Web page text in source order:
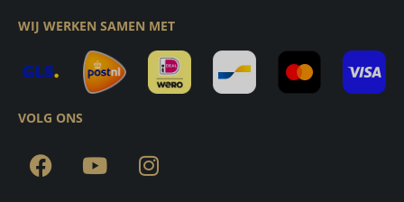
WIJ WERKEN SAMEN MET
VOLG ONS